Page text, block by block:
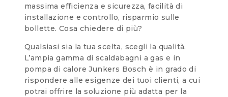
massima efficienza e sicurezza, facilità di
installazione e controllo, risparmio sulle
bollette. Cosa chiedere di più?
Qualsiasi sia la tua scelta, scegli la qualità.
L’ampia gamma di scaldabagni a gas e in
pompa di calore Junkers Bosch è in grado di
rispondere alle esigenze dei tuoi clienti, a cui
potrai offrire la soluzione più adatta per la